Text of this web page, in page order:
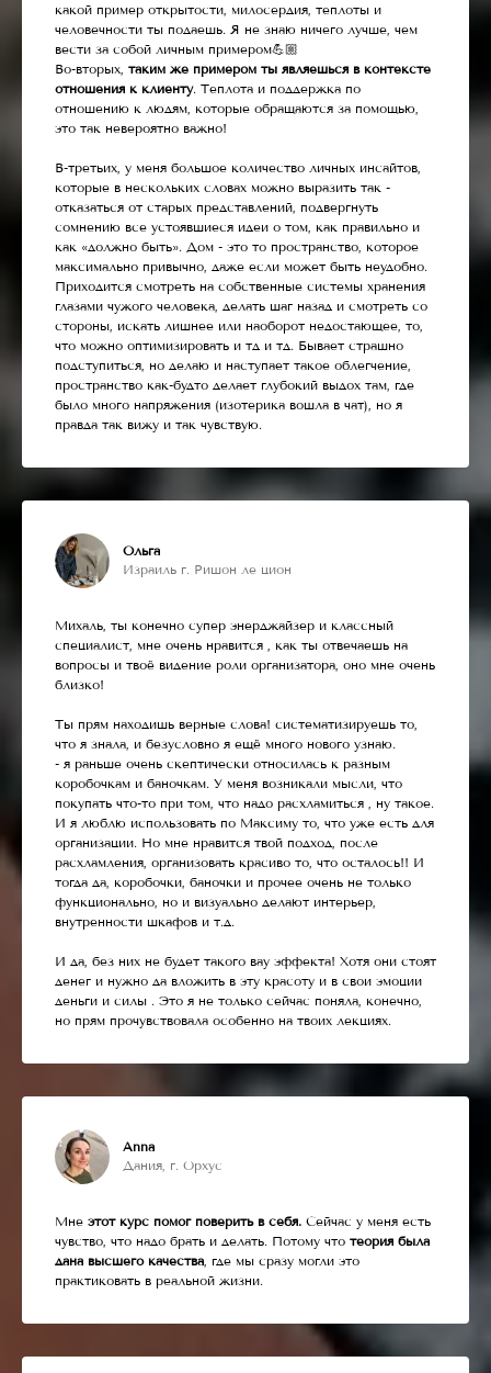
какой пример открытости, милосердия, теплоты и
человечности ты подаешь. Я не знаю ничего лучше, чем
вести за собой личным примером💪🏼
Во-вторых, таким же примером ты являешься в контексте
отношения к клиенту. Теплота и поддержка по
отношению к людям, которые обращаются за помощью,
это так невероятно важно!
В-третьих, у меня большое количество личных инсайтов,
которые в нескольких словах можно выразить так -
отказаться от старых представлений, подвергнуть
сомнению все устоявшиеся идеи о том, как правильно и
как «должно быть». Дом - это то пространство, которое
максимально привычно, даже если может быть неудобно.
Приходится смотреть на собственные системы хранения
глазами чужого человека, делать шаг назад и смотреть со
стороны, искать лишнее или наоборот недостающее, то,
что можно оптимизировать и тд и тд. Бывает страшно
подступиться, но делаю и наступает такое облегчение,
пространство как-будто делает глубокий выдох там, где
было много напряжения (изотерика вошла в чат), но я
правда так вижу и так чувствую.
Ольга
Израиль г. Ришон ле цион
Михаль, ты конечно супер энерджайзер и классный
специалист, мне очень нравится , как ты отвечаешь на
вопросы и твоё видение роли организатора, оно мне очень
близко!
Ты прям находишь верные слова! систематизируешь то,
что я знала, и безусловно я ещё много нового узнаю.
- я раньше очень скептически относилась к разным
коробочкам и баночкам. У меня возникали мысли, что
покупать что-то при том, что надо расхламиться , ну такое.
И я люблю использовать по Максиму то, что уже есть для
организации. Но мне нравится твой подход, после
расхламления, организовать красиво то, что осталось!! И
тогда да, коробочки, баночки и прочее очень не только
функционально, но и визуально делают интерьер,
внутренности шкафов и т.д.
И да, без них не будет такого вау эффекта! Хотя они стоят
денег и нужно да вложить в эту красоту и в свои эмоции
деньги и силы . Это я не только сейчас поняла, конечно,
но прям прочувствовала особенно на твоих лекциях.
Anna
Дания, г. Орхус
Мне этот курс помог поверить в себя. Сейчас у меня есть
чувство, что надо брать и делать. Потому что теория была
дана высшего качества, где мы сразу могли это
практиковать в реальной жизни.